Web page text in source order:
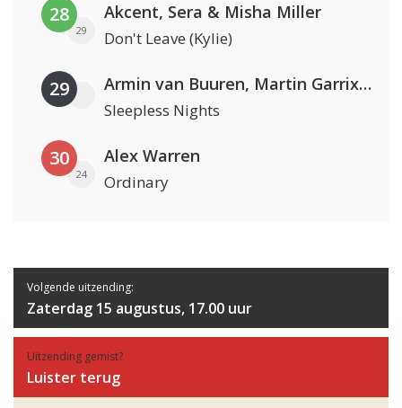
28
29
Akcent, Sera & Misha Miller
Don't Leave (Kylie)
29 Armin van Buuren, Martin Garrix & Libby Whitehouse
Sleepless Nights
30
24
Alex Warren
Ordinary
Volgende uitzending:
Zaterdag 15 augustus, 17.00 uur
Uitzending gemist?
Luister terug